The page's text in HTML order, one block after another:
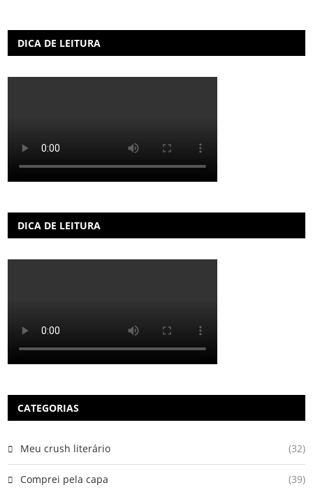
DICA DE LEITURA
DICA DE LEITURA
CATEGORIAS
Meu crush literário (32)
Comprei pela capa (39)